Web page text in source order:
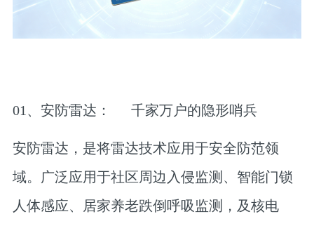
01、 安防雷达： 千家万户的隐形哨兵
安防雷达，是将雷达技术应用于安全防范领
域。广泛应用于社区周边入侵监测、智能门锁
人体感应、居家养老跌倒呼吸监测，及核电